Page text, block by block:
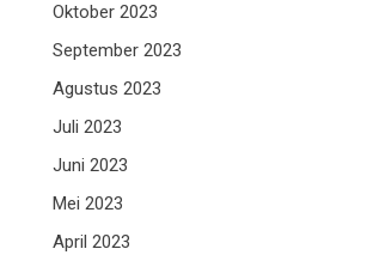
Oktober 2023
September 2023
Agustus 2023
Juli 2023
Juni 2023
Mei 2023
April 2023